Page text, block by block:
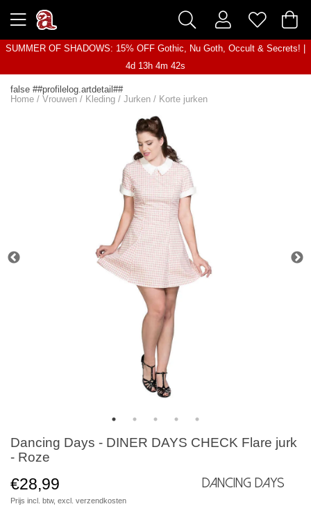
SUMMER OF SHADOWS: 15% OFF Gothic, Nu Goth, Occult & Secrets! |
4d 13h 4m 42s
false ##profilelog.artdetail##
Home / Vrouwen / Kleding / Jurken / Korte jurken
Dancing Days - DINER DAYS CHECK Flare jurk
- Roze
€28,99
Prijs incl. btw, excl. verzendkosten
Dancing Days